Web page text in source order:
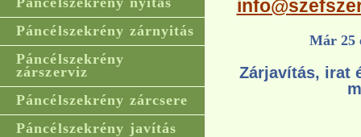
Páncélszekrény zárnyitás
Páncélszekrény
zárszerviz
Páncélszekrény zárcsere
Páncélszekrény javítás
Már 25
Zárjavítás, irat